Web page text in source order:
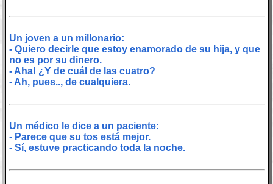
Un joven a un millonario:
- Quiero decirle que estoy enamorado de su hija, y que
no es por su dinero.
- Aha! ¿Y de cuál de las cuatro?
- Ah, pues.., de cualquiera.
Un médico le dice a un paciente:
- Parece que su tos está mejor.
- Sí, estuve practicando toda la noche.